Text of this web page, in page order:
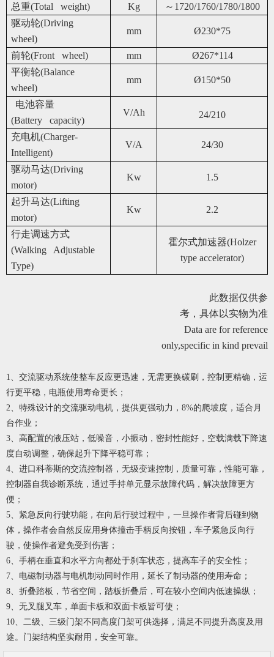
总重(Total weight) Kg
～1720/1760/1780/1800
驱动轮(Driving
wheel)
mm Ø230*75
前轮(Front wheel) mm
Ø267*114
平衡轮(Balance
wheel)
mm Ø150*50
电池容量
(Battery capacity)
V/Ah 24/210
充电机(Charger-
Intelligent)
V/A 24/30
驱动马达(Driving
motor)
Kw 1.5
起升马达(Lifting
motor)
Kw 2.2
行走调速方式
(Walking Adjustable
Type)
霍尔式加速器(Holzer
type accelerator)
此数据仅供参
考，具体以实物为准
Data are for reference
only,specific in kind prevail
1、交流驱动系统使整车反应更迅速，无需更换碳刷，控制更精确，运
行更平稳，电瓶使用寿命更长；
2、特殊设计的交流驱动电机，提供更强动力，8%的爬坡度，适合月
台作业；
3、高配置的液压站，低噪音，小振动，密封性能好，空载满载下降速
度自动调整，确保起升下降平稳可靠；
4、进口科蒂斯的交流控制器，无级变速控制，质量可靠，性能可靠，
控制器自我诊断系统，通过手持单元显示故障代码，解决故障更方
便；
5、紧急反向行驶功能，在向后行驶过程中，一旦操作者背后碰到物
体，操作者会自然反应用身体撞击手柄反向按钮，车子紧急反向行
驶，使操作者避免受到伤害；
6、手柄在垂直和水平方向都处于刹车状态，提高车子的安全性；
7、电磁制动器与电机制动同时作用，延长了制动器的使用寿命；
8、折叠踏板，节省空间，踏板折叠后，可在较小空间内低速操纵；
9、无叉腿叉车，单面卡板和双面卡板皆可使；
10、二级、三级门架不同高度门架可供选择，满足不同提升高度及用
途。门架结构坚实耐用，安全可靠。